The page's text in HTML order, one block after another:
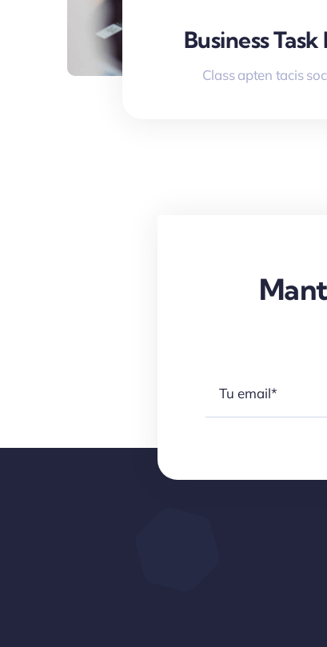
Business
Class apten tacis